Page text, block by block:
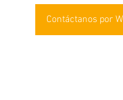
Contáctanos por